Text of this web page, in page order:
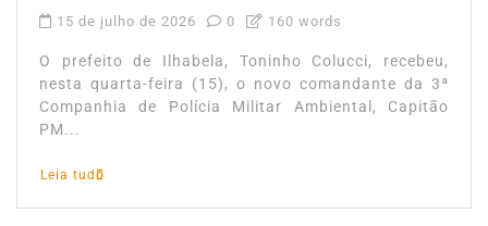
15 de julho de 2026 0 160 words
O prefeito de Ilhabela, Toninho Colucci, recebeu,
nesta quarta-feira (15), o novo comandante da 3ª
Companhia de Polícia Militar Ambiental, Capitão
PM...
Leia tudo